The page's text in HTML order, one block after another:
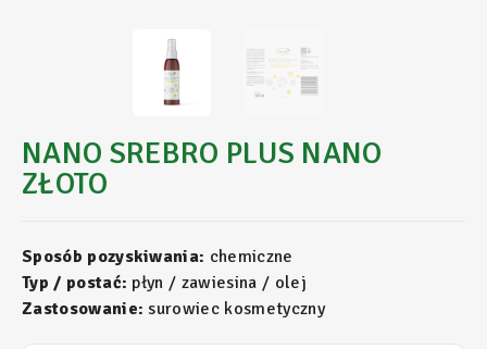
NANO SREBRO PLUS NANO
ZŁOTO
Sposób pozyskiwania: chemiczne
Typ / postać: płyn / zawiesina / olej
Zastosowanie: surowiec kosmetyczny